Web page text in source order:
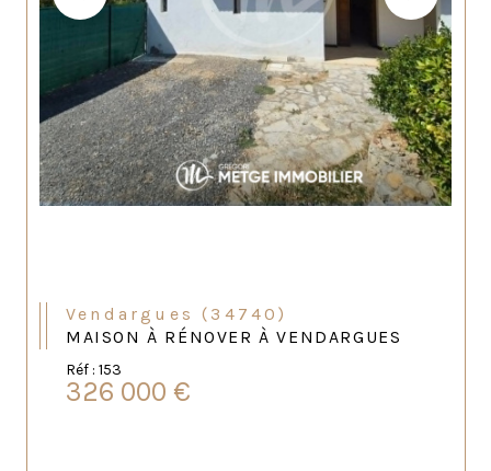
Vendargues (34740)
MAISON À RÉNOVER À VENDARGUES
Réf : 153
326 000 €